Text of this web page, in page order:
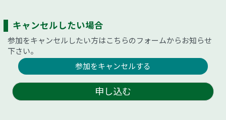
キャンセルしたい場合
参加をキャンセルしたい方はこちらのフォームからお知らせ
下さい。
参加をキャンセルする
申し込む